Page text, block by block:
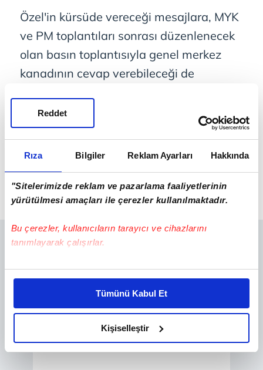
Rıza Bilgiler Reklam Ayarları Hakkında
"Sitelerimizde reklam ve pazarlama faaliyetlerinin
yürütülmesi amaçları ile çerezler kullanılmaktadır.
Bu çerezler, kullanıcıların tarayıcı ve cihazlarını
tanımlayarak çalışırlar.
Bu çerezlere izin vermeniz halinde sizlere özel
daha iyi reklam deneyimi yaşatabiliriz. Bunu yaparken
amacımızın size daha iyi bir reklam deneyimi sunmak
olduğunu ve sizlere en iyi içerikleri sunabilmek adına
elimizden gelen çabayı gösterdiğimizi ve bu noktada,
reklamların maliyetlerimizi karşılamak noktasında tek gelir
Tümünü Kabul Et
Kişiselleştir
Reddet
Özel'in kürsüde vereceği mesajlara, MYK
ve PM toplantıları sonrası düzenlenecek
olan basın toplantısıyla genel merkez
kanadının cevap verebileceği de